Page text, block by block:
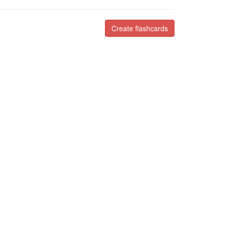
Create flashcards